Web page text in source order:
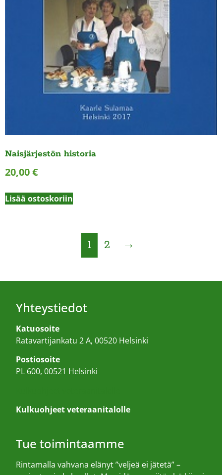
Naisjärjestön historia
20,00€
Lisää ostoskoriin
1 2 →
Yhteystiedot
Katuosoite
Ratavartijankatu 2 A, 00520 Helsinki
Postiosoite
PL 600, 00521 Helsinki
Kulkuohjeet veteraanitalolle
Tue toimintaamme
Rintamalla vahvana elänyt ”veljeä ei jätetä” –